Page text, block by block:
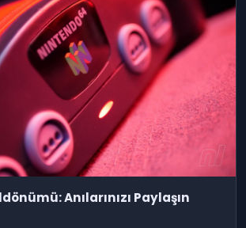
Anılarınızı Paylaşın